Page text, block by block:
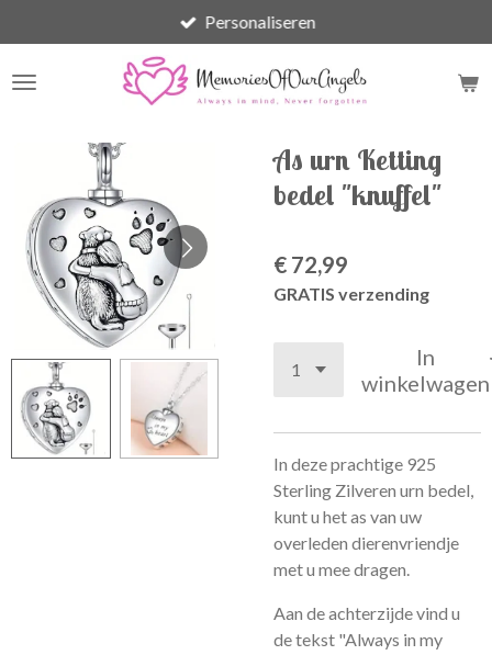
direct
naar
Personaliseren
As urn Ketting
bedel "knuffel"
€ 72,99
GRATIS verzending
In
winkelwagen
In deze prachtige 925
Sterling Zilveren urn bedel,
kunt u het as van uw
overleden dierenvriendje
met u mee dragen.
Aan de achterzijde vind u
de tekst "Always in my